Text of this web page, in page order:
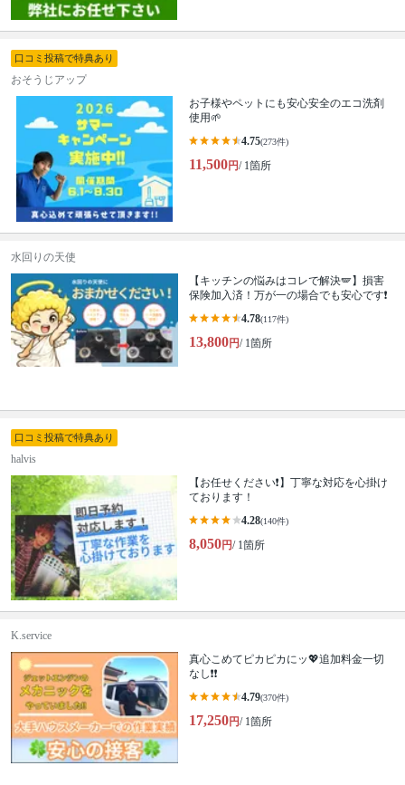
口コミ投稿で特典あり
おそうじアップ
お子様やペットにも安心安全のエコ洗剤
使用🌱
4.75(273件)
11,500円/ 1箇所
水回りの天使
【キッチンの悩みはコレで解決🪽】損害
保険加入済！万が一の場合でも安心です❗️
4.78(117件)
13,800円/ 1箇所
口コミ投稿で特典あり
halvis
【お任せください❗️】丁寧な対応を心掛け
ております！
4.28(140件)
8,050円/ 1箇所
K.service
真心こめてピカピカにッ💖追加料金一切
なし❗️❗️
4.79(370件)
17,250円/ 1箇所